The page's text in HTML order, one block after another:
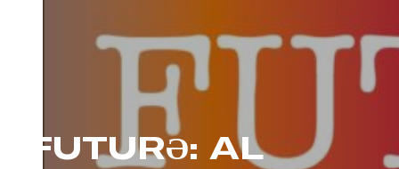
FUTURƏ: AL